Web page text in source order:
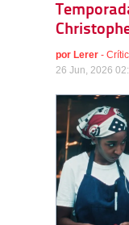
por Lerer -
26 Jun, 2026